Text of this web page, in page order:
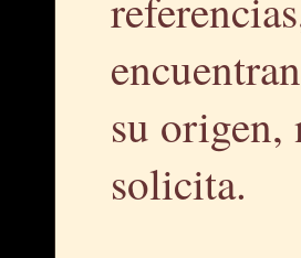
su origen,
solicita.